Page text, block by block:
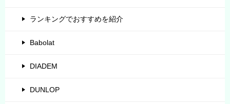
ランキングでおすすめを紹介
Babolat
DIADEM
DUNLOP